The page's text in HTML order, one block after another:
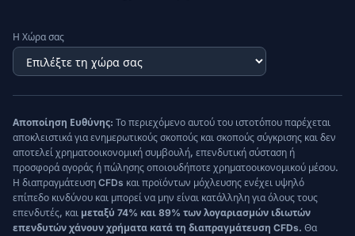
Η Χώρα σας
Αποποίηση Ευθύνης: Το περιεχόμενο αυτού του ιστοτόπου παρέχεται
αποκλειστικά για ενημερωτικούς σκοπούς και σκοπούς σύγκρισης και δεν
αποτελεί χρηματοοικονομική συμβουλή, επενδυτική σύσταση ή
προσφορά αγοράς ή πώλησης οποιουδήποτε χρηματοοικονομικού μέσου.
Η διαπραγμάτευση CFDs και προϊόντων μόχλευσης ενέχει υψηλό
επίπεδο κινδύνου και μπορεί να μην είναι κατάλληλη για όλους τους
επενδυτές, και μεταξύ 74% και 89% των λογαριασμών ιδιωτών
επενδυτών χάνουν χρήματα κατά τη διαπραγμάτευση CFDs. Θα